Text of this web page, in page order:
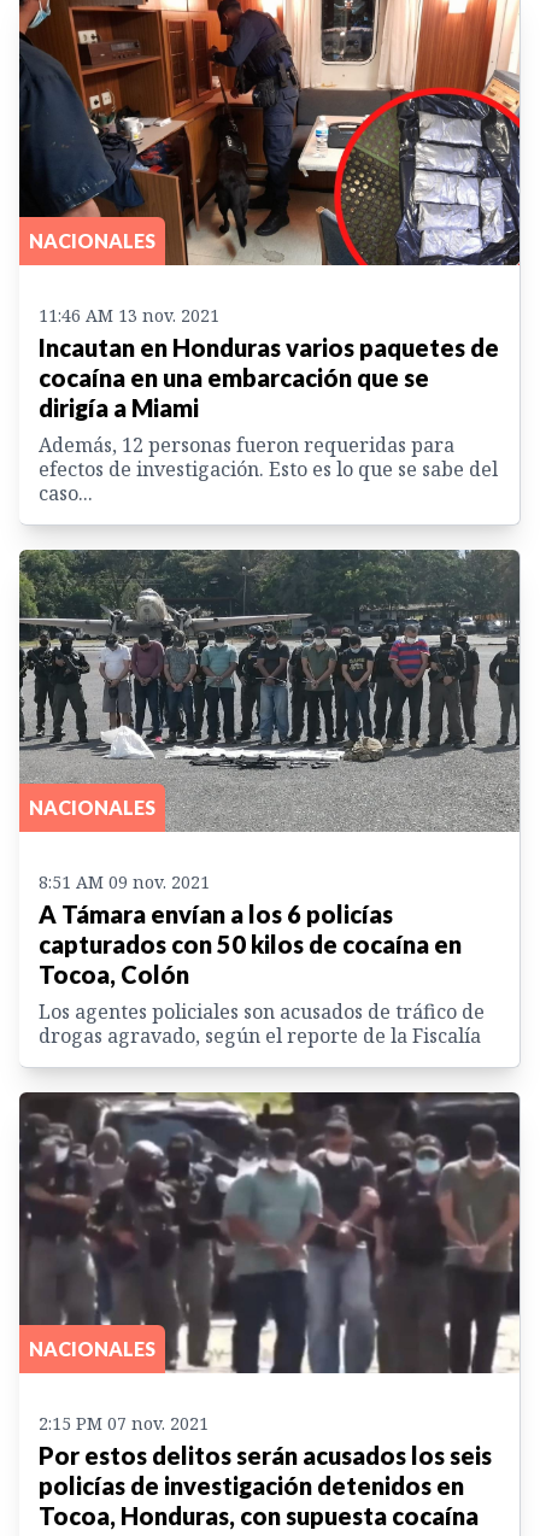
NACIONALES
11:46 AM 13 nov. 2021
Incautan en Honduras varios paquetes de
cocaína en una embarcación que se
dirigía a Miami
Además, 12 personas fueron requeridas para
efectos de investigación. Esto es lo que se sabe del
caso...
NACIONALES
8:51 AM 09 nov. 2021
A Támara envían a los 6 policías
capturados con 50 kilos de cocaína en
Tocoa, Colón
Los agentes policiales son acusados de tráfico de
drogas agravado, según el reporte de la Fiscalía
NACIONALES
2:15 PM 07 nov. 2021
Por estos delitos serán acusados los seis
policías de investigación detenidos en
Tocoa, Honduras, con supuesta cocaína